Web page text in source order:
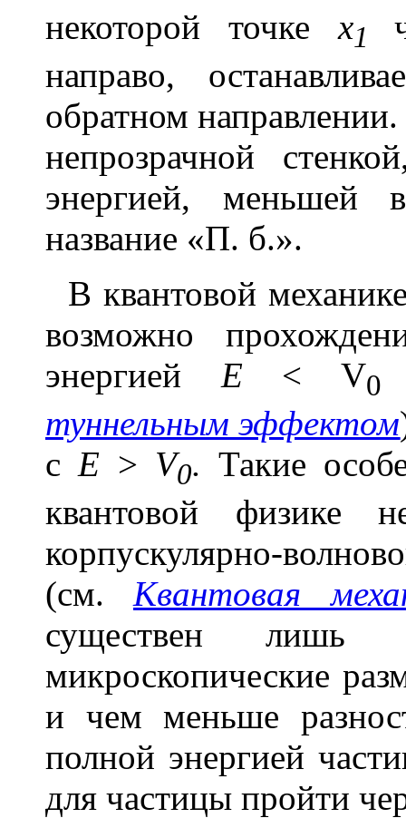
некоторой точкеx1
направо,
обратном
непрозрачной
энергией,
название «П. б.».
В квантовой
возможно
энергией E < V0
туннельным эффектом
сE > V0. Такие
квантовой физике
корпускулярно-
(см.Квантовая
существен лишь
микроскопические
и чем меньше
полной энергией
для частицы пройти